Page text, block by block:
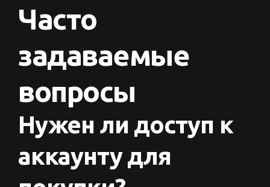
Часто
задаваемые
вопросы
Нужен ли доступ к
аккаунту для